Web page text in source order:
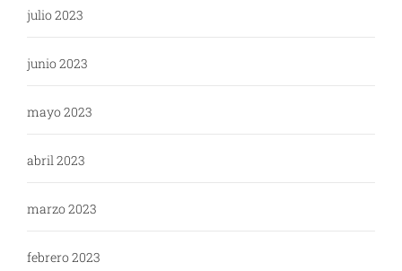
julio 2023
junio 2023
mayo 2023
abril 2023
marzo 2023
febrero 2023